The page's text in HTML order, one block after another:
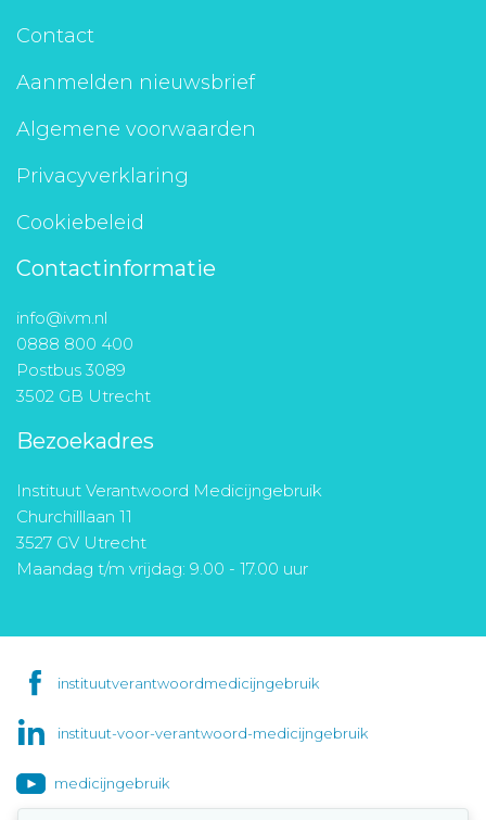
Contact
Aanmelden nieuwsbrief
Algemene voorwaarden
Privacyverklaring
Cookiebeleid
Contactinformatie
info@ivm.nl
0888 800 400
Postbus 3089
3502 GB Utrecht
Bezoekadres
Instituut Verantwoord Medicijngebruik
Churchilllaan 11
3527 GV Utrecht
Maandag t/m vrijdag: 9.00 - 17.00 uur
instituutverantwoordmedicijngebruik
instituut-voor-verantwoord-medicijngebruik
medicijngebruik